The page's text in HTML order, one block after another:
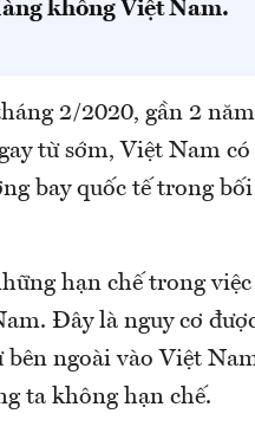
không Việt Nam.
2/2020, gần 2
từ sớm, Việt Nam
bay quốc tế trong
hạn chế trong
Đây là nguy cơ
ngoài vào Việt
ta không hạn chế.